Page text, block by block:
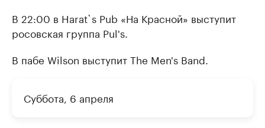
В 22:00 в Harat`s Pub «На Красной» выступит
росовская группа Pul's.
В пабе Wilson выступит The Men's Band.
Суббота, 6 апреля